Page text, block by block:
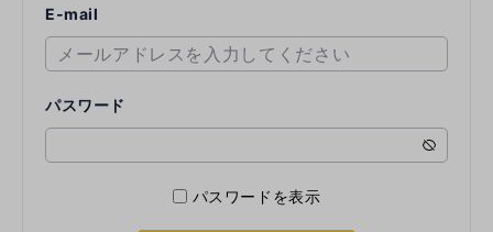
E-mail
パスワード
パスワードを表示